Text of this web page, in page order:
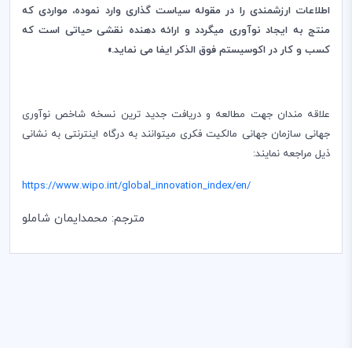
اطلاعات ارزشمندی را در مقوله سیاست گذاری وارد نموده، مواردی که
منتج به ایجاد نوآوری میگردد و ارائه دهنده نقشی حیاتی است که
کسب و کار در اکوسیستم فوق الذکر ایفا می نماید.»
علاقه مندان جهت مطالعه و دریافت جدید ترین نسخه شاخص نوآوری
جهانی سازمان جهانی مالکیت فکری میتوانند به درگاه اینترنتی به نشانی
ذیل مراجعه نمایند:
https://www.wipo.int/global_innovation_index/en/
مترجم: محمدایمان شاملو